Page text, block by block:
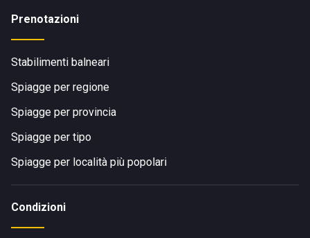
Prenotazioni
Stabilimenti balneari
Spiagge per regione
Spiagge per provincia
Spiagge per tipo
Spiagge per località più popolari
Condizioni